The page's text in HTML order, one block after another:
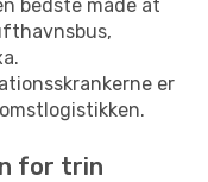
bedste måde at
er
for trin